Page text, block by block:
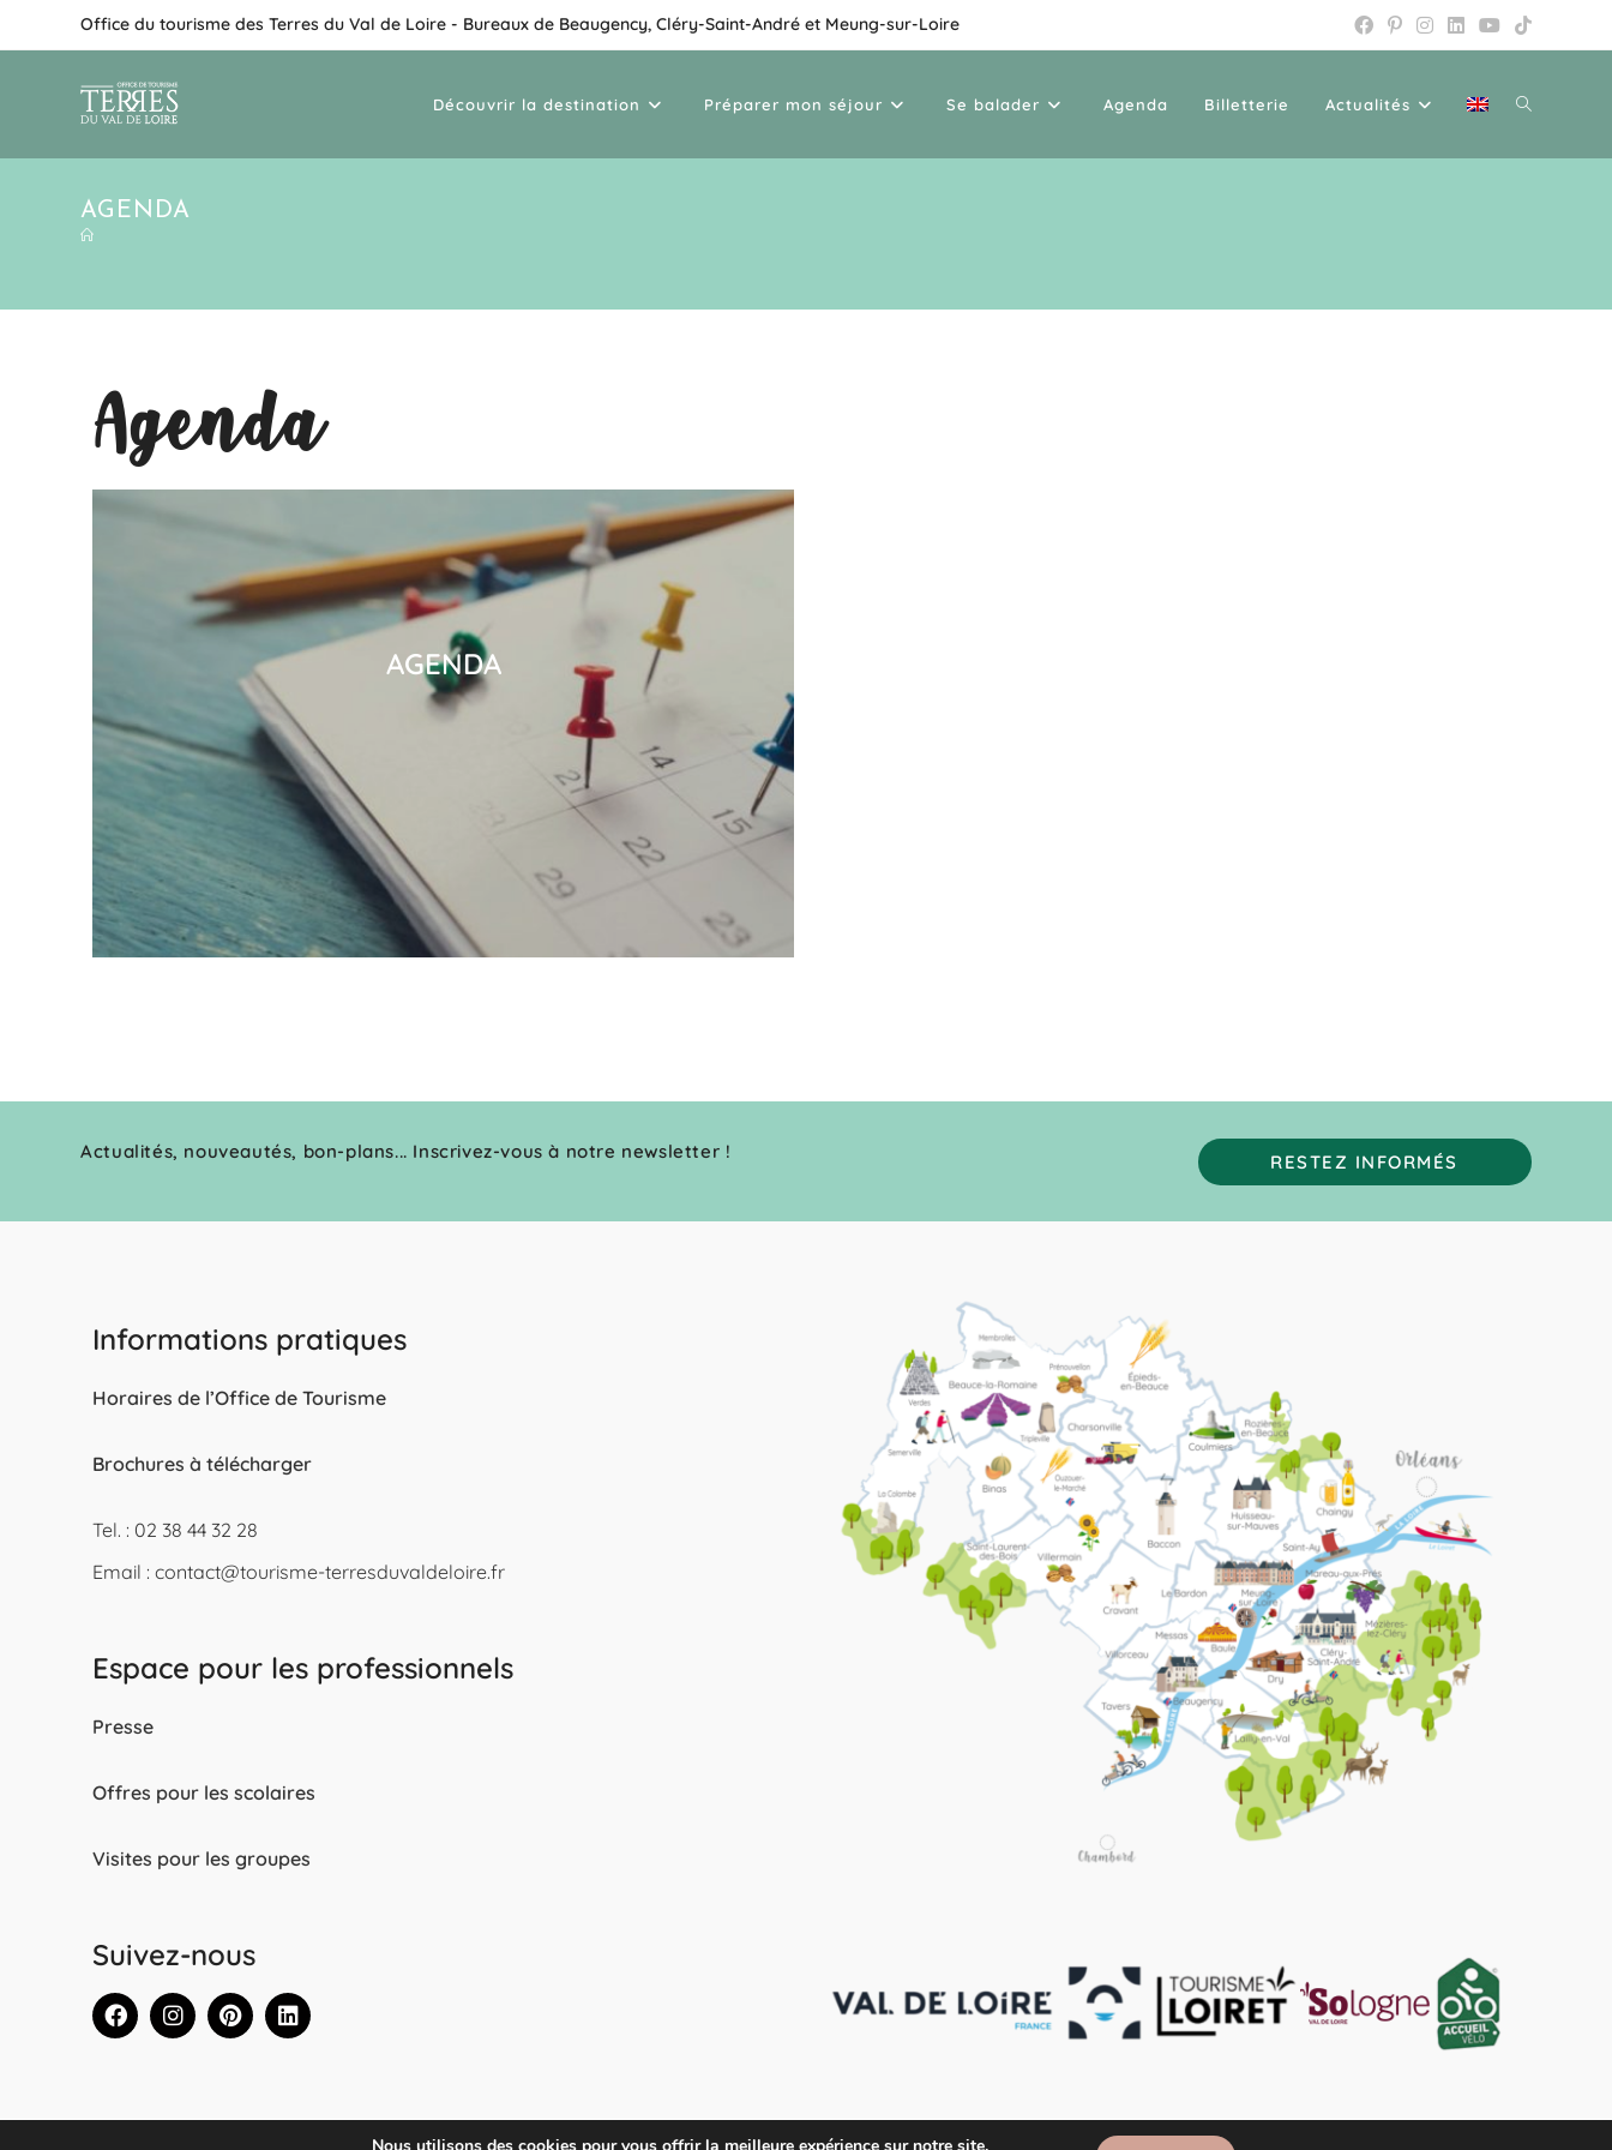
Office du tourisme des Terres du Val de Loire - Bureaux de Beaugency, Cléry-Saint-André et Meung-sur-Loire
Découvrir la destination Préparer mon séjour Se balader Agenda Billetterie Actualités
AGENDA
Agenda
AGENDA
Actualités, nouveautés, bon-plans... Inscrivez-vous à notre newsletter ! RESTEZ INFORMÉS
Informations pratiques
Horaires de l’Office de Tourisme
Brochures à télécharger
Tel. : 02 38 44 32 28
Email :contact@tourisme-terresduvaldeloire.fr
Espace pour les professionnels
Presse
Offres pour les scolaires
Visites pour les groupes
Suivez-nous